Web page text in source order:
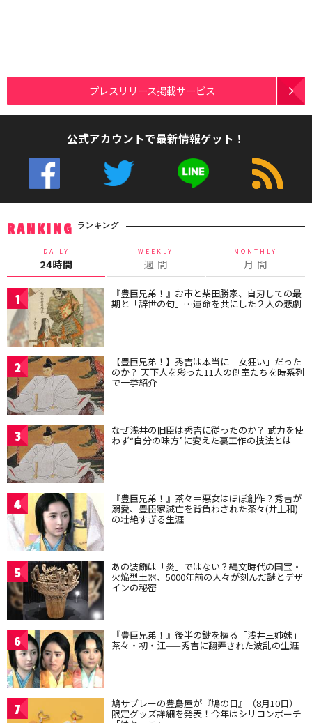
プレスリリース掲載サービス
公式アカウントで最新情報ゲット！
RANKING ランキング
DAILY
24時間
WEEKLY
週 間
MONTHLY
月 間
1 『豊臣兄弟！』お市と柴田勝家、自刃しての最
期と「辞世の句」…運命を共にした２人の悲劇
2 【豊臣兄弟！】秀吉は本当に「女狂い」だった
のか？ 天下人を彩った11人の側室たちを時系列
で一挙紹介
3 なぜ浅井の旧臣は秀吉に従ったのか？ 武力を使
わず“自分の味方”に変えた裏工作の技法とは
4 『豊臣兄弟！』茶々＝悪女はほぼ創作？秀吉が
溺愛、豊臣家滅亡を背負わされた茶々(井上和)
の壮絶すぎる生涯
5 あの装飾は「炎」ではない？縄文時代の国宝・
火焔型土器、5000年前の人々が刻んだ謎とデザ
インの秘密
6 『豊臣兄弟！』後半の鍵を握る「浅井三姉妹」
茶々・初・江——秀吉に翻弄された波乱の生涯
7 鳩サブレーの豊島屋が『鳩の日』（8月10日）
限定グッズ詳細を発表！今年はシリコンポーチ